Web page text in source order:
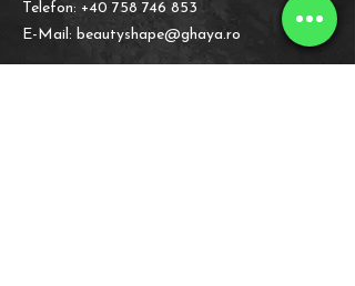
Telefon: +40 758 746 853
E-Mail: beautyshape@ghaya.ro